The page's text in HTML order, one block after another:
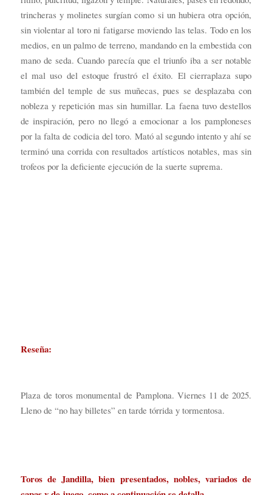
trincheras y molinetes surgían como si un hubiera otra opción,
sin violentar al toro ni fatigarse moviendo las telas. Todo en los
medios, en un palmo de terreno, mandando en la embestida con
mano de seda. Cuando parecía que el triunfo iba a ser notable
el mal uso del estoque frustró el éxito. El cierraplaza supo
también del temple de sus muñecas, pues se desplazaba con
nobleza y repetición mas sin humillar. La faena tuvo destellos
de inspiración, pero no llegó a emocionar a los pamploneses
por la falta de codicia del toro. Mató al segundo intento y ahí se
terminó una corrida con resultados artísticos notables, mas sin
trofeos por la deficiente ejecución de la suerte suprema.
Reseña:
Plaza de toros monumental de Pamplona. Viernes 11 de 2025.
Lleno de “no hay billetes” en tarde tórrida y tormentosa.
Toros de Jandilla, bien presentados, nobles, variados de